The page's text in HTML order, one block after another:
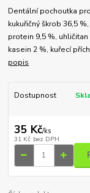
Dentální pochoutka
kukuřičný škrob 36,5
protein 9,5 %,
kasein 2 %, kuřecí
popis
Dostupnost
35 Kč/ks
31 Kč bez DPH